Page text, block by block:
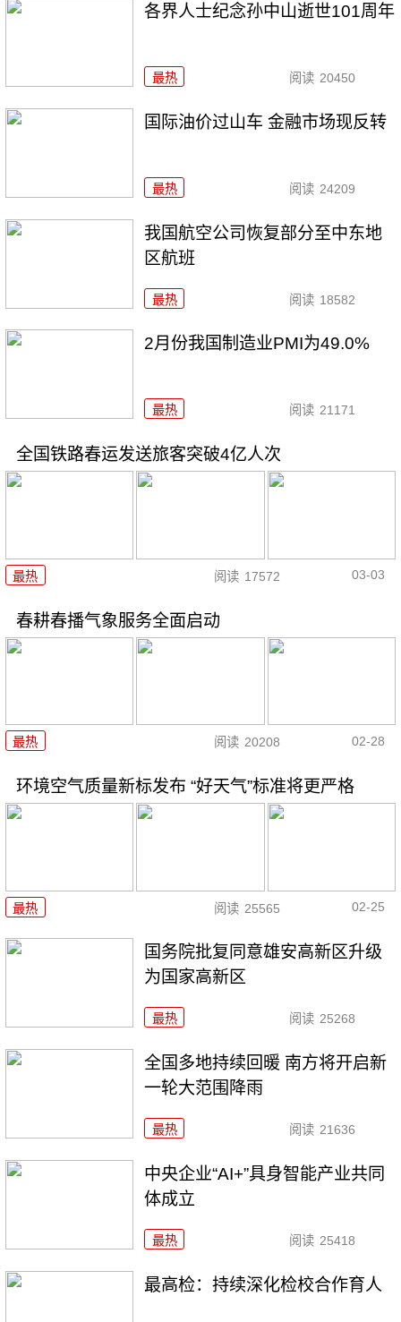
各界人士纪念孙中山逝世101周年
最热 阅读 20450
国际油价过山车 金融市场现反转
最热 阅读 24209
我国航空公司恢复部分至中东地
区航班
最热 阅读 18582
2月份我国制造业PMI为49.0%
最热 阅读 21171
全国铁路春运发送旅客突破4亿人次
最热 阅读 17572 03-03
春耕春播气象服务全面启动
最热 阅读 20208 02-28
环境空气质量新标发布 “好天气”标准将更严格
最热 阅读 25565 02-25
国务院批复同意雄安高新区升级
为国家高新区
最热 阅读 25268
全国多地持续回暖 南方将开启新
一轮大范围降雨
最热 阅读 21636
中央企业“AI+”具身智能产业共同
体成立
最热 阅读 25418
最高检：持续深化检校合作育人